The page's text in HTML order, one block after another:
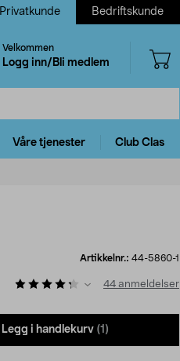
Privatkunde Bedriftskunde
Velkommen
Logg inn/Bli medlem
Våre tjenester Club Clas
Artikkelnr.: 44-5860-1
44 anmeldelser
Legg i handlekurv (1)